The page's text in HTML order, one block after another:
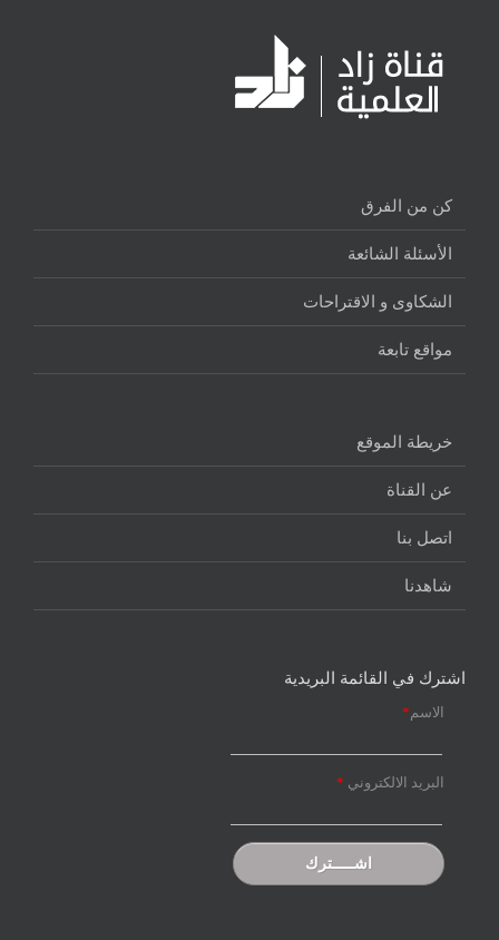
كن من الفرق
الأسئلة الشائعة
الشكاوى و الاقتراحات
مواقع تابعة
خريطة الموقع
عن القناة
اتصل بنا
شاهدنا
اشترك في القائمة البريدية
الاسم *
البريد الالكتروني *